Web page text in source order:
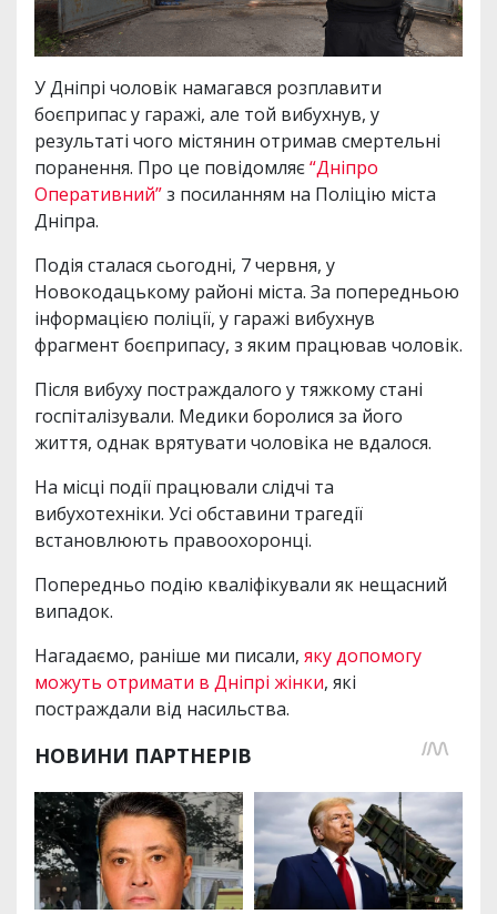
У Дніпрі чоловік намагався розплавити
боєприпас у гаражі, але той вибухнув, у
результаті чого містянин отримав смертельні
поранення. Про це повідомляє“Дніпро
Оперативний”з посиланням на Поліцію міста
Дніпра.
Подія сталася сьогодні, 7 червня, у
Новокодацькому районі міста. За попередньою
інформацією поліції, у гаражі вибухнув
фрагмент боєприпасу, з яким працював чоловік.
Після вибуху постраждалого у тяжкому стані
госпіталізували. Медики боролися за його
життя, однак врятувати чоловіка не вдалося.
На місці події працювали слідчі та
вибухотехніки. Усі обставини трагедії
встановлюють правоохоронці.
Попередньо подію кваліфікували як нещасний
випадок.
Нагадаємо, раніше ми писали, яку допомогу
можуть отримати в Дніпрі жінки, які
постраждали від насильства.